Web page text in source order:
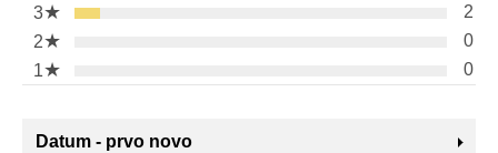
3★
2
2★
0
1★ 0
Datum - prvo novo